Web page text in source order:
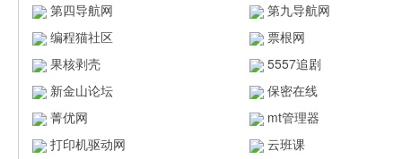
第四导航网
第九导航网
编程猫社区
票根网
果核剥壳
5557追剧
新金山论坛
保密在线
菁优网
mt管理器
打印机驱动网
云班课